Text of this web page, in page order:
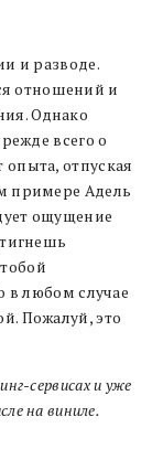
и разводе.
отношений и
Однако
всего о
отпуская
примере Адель
ощущение
в любом случае
Пожалуй, это
сервисах и уже
на виниле.